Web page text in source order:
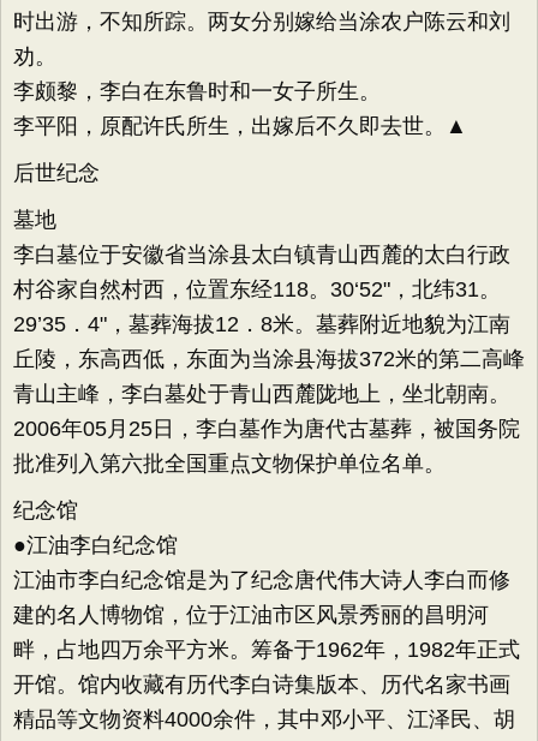
时出游，不知所踪。两女分别嫁给当涂农户陈云和刘
劝。
李颇黎，李白在东鲁时和一女子所生。
李平阳，原配许氏所生，出嫁后不久即去世。▲
后世纪念
墓地
李白墓位于安徽省当涂县太白镇青山西麓的太白行政
村谷家自然村西，位置东经118。30‘52"，北纬31。
29’35．4"，墓葬海拔12．8米。墓葬附近地貌为江南
丘陵，东高西低，东面为当涂县海拔372米的第二高峰
青山主峰，李白墓处于青山西麓陇地上，坐北朝南。
2006年05月25日，李白墓作为唐代古墓葬，被国务院
批准列入第六批全国重点文物保护单位名单。
纪念馆
●江油李白纪念馆
江油市李白纪念馆是为了纪念唐代伟大诗人李白而修
建的名人博物馆，位于江油市区风景秀丽的昌明河
畔，占地四万余平方米。筹备于1962年，1982年正式
开馆。馆内收藏有历代李白诗集版本、历代名家书画
精品等文物资料4000余件，其中邓小平、江泽民、胡